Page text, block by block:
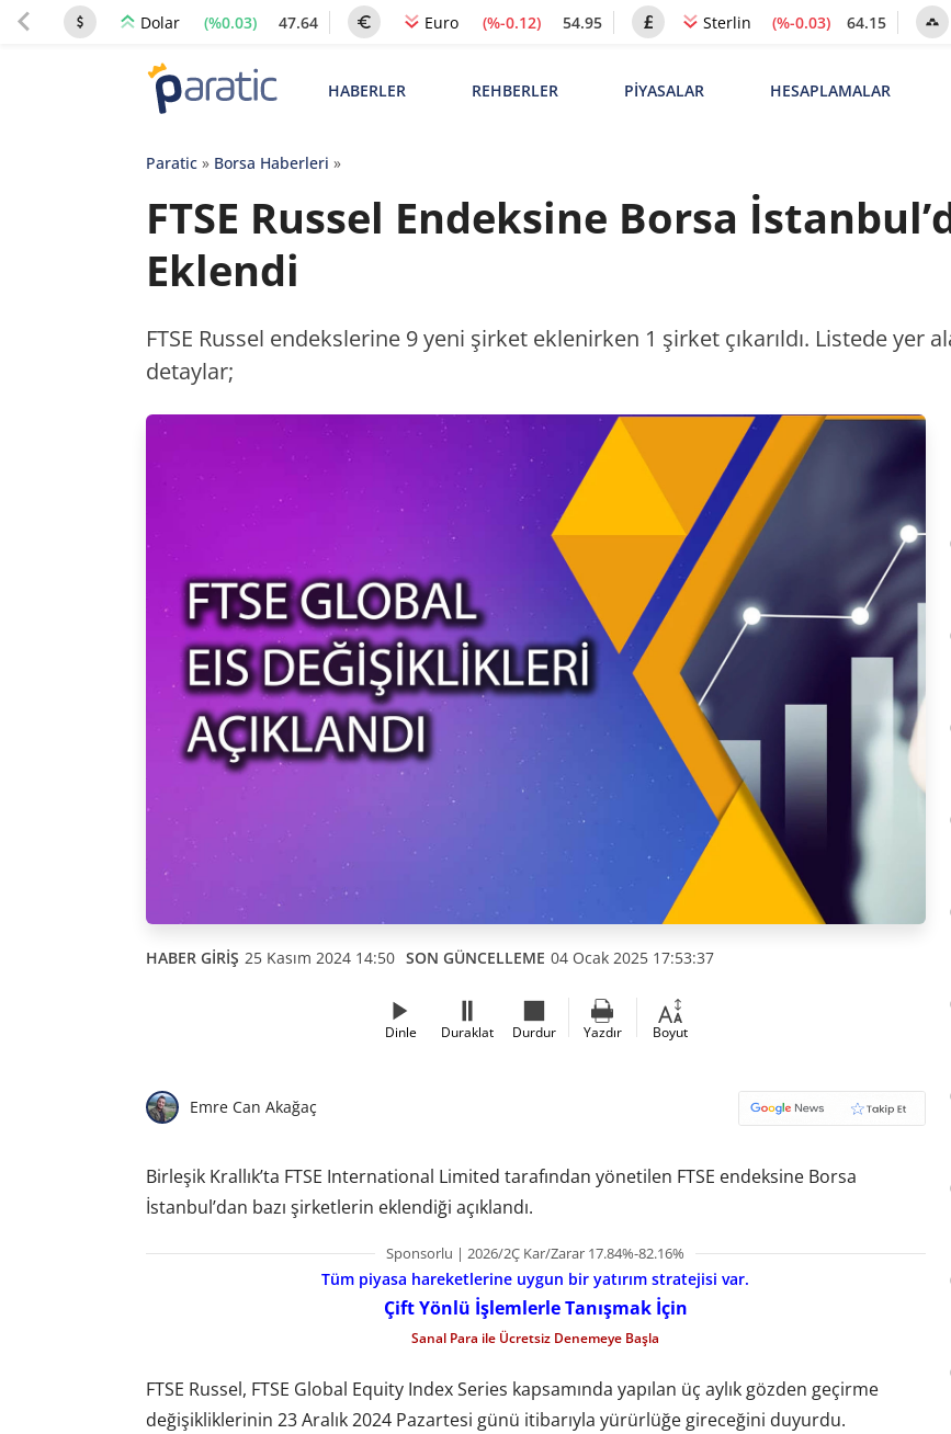
Dolar (%0.03) 47.64 Euro (%-0.12) 54.95 Sterlin (%-0.03) 64.15
HABERLER REHBERLER PİYASALAR HESAPLAMALAR
Paratic» Borsa Haberleri »
FTSE Russel Endeksine Borsa
Eklendi
FTSE Russel endekslerine 9 yeni şirket eklenirken 1 şirket çıkarıldı. Listede yer
detaylar;
HABER GİRİŞ 25 Kasım 2024 14:50 SON GÜNCELLEME 04 Ocak 2025 17:53:37
Dinle Duraklat Durdur Yazdır Boyut
Emre Can Akağaç
Birleşik Krallık’ta FTSE International Limited tarafından yönetilen FTSE endeksine Borsa
İstanbul’dan bazı şirketlerin eklendiği açıklandı.
Sponsorlu | 2026/2Ç Kar/Zarar 17.84%-82.16%
Tüm piyasa hareketlerine uygun bir yatırım stratejisi var.
Çift Yönlü İşlemlerle Tanışmak İçin
Sanal Para ile Ücretsiz Denemeye Başla
FTSE Russel, FTSE Global Equity Index Series kapsamında yapılan üç aylık gözden geçirme
değişikliklerinin 23 Aralık 2024 Pazartesi günü itibarıyla yürürlüğe gireceğini duyurdu.